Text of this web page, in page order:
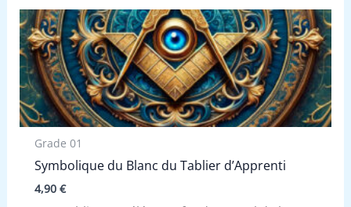
Grade 01
Symbolique du Blanc du Tablier d’Apprenti
4,90 €